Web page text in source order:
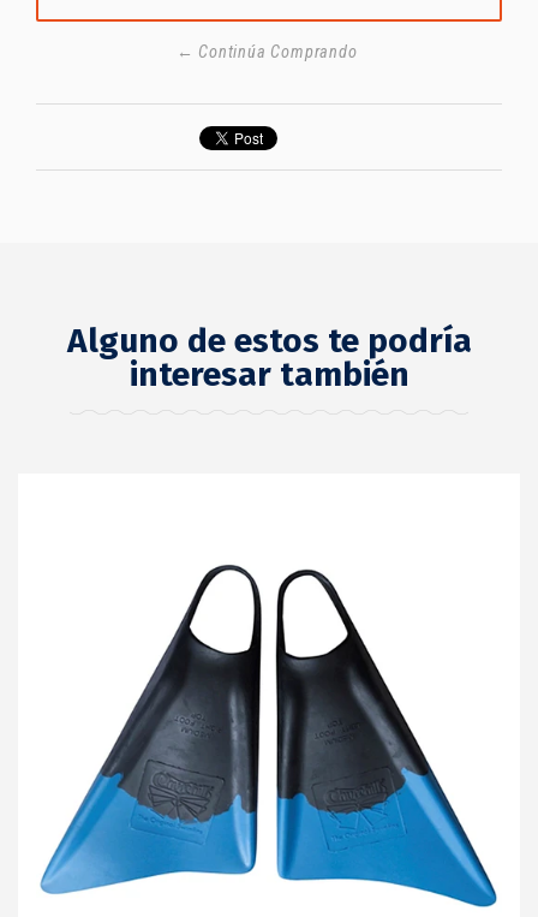
← Continúa Comprando
Alguno de estos te podría
interesar también